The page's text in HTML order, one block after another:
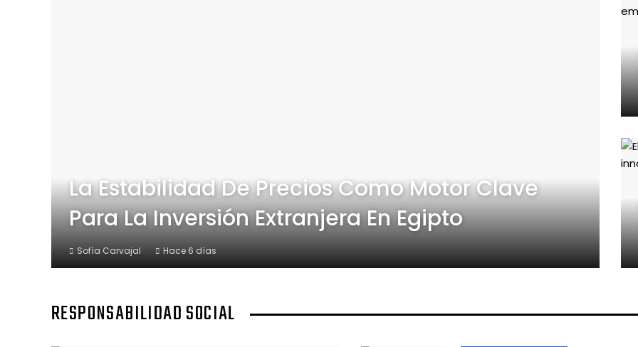
La Estabilidad De Precios Como Motor Clave
Para La Inversión Extranjera En Egipto
Sofía Carvajal Hace 6 días
RESPONSABILIDAD SOCIAL